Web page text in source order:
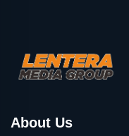
About Us